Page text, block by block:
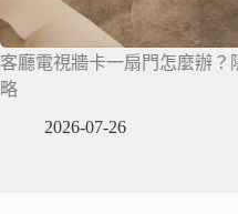
客廳電視牆卡一扇門怎麼辦
略
2026-07-26